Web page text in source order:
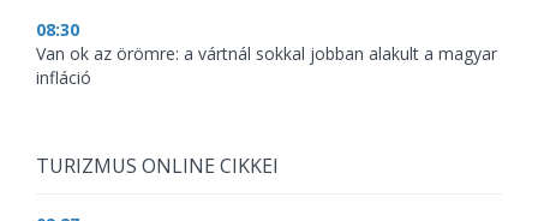
08:30
Van ok az örömre: a vártnál sokkal jobban alakult a magyar
infláció
TURIZMUS ONLINE CIKKEI